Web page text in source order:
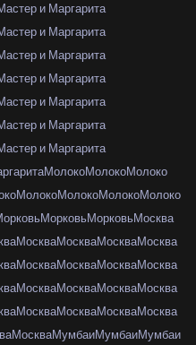
и Маргарита
и Маргарита
и Маргарита
и Маргарита
и Маргарита
и Маргарита
и Маргарита
МолокоМолокоМолоко
МолокоМолокоМолокоМолоко
МорковьМорковьМосква
МоскваМоскваМоскваМосква
МоскваМоскваМоскваМосква
МоскваМоскваМоскваМосква
МоскваМоскваМоскваМосква
МоскваМумбаиМумбаиМумбаи